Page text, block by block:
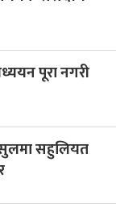
पूरा नगरी
सहुलियत